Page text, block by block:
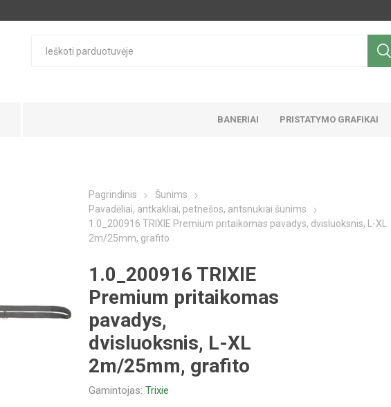
BANERIAI PRISTATYMO GRAFIKAI
Pagrindinis
Šunims
Pavadėliai, antkakliai, petnešos, antsnukiai šunims
1.0_200916 TRIXIE Premium pritaikomas pavadys, dvisluoksnis, L-XL
2m/25mm, grafito
1.0_200916 TRIXIE
Premium pritaikomas
pavadys,
dvisluoksnis, L-XL
2m/25mm, grafito
Gamintojas: Trixie